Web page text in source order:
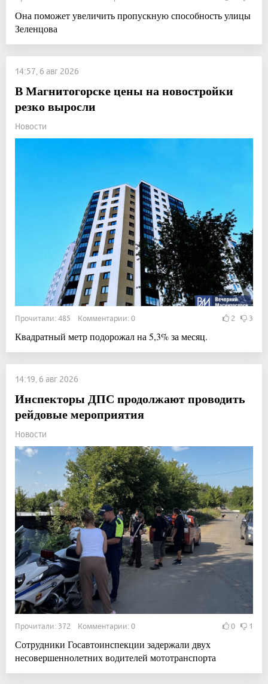
Она поможет увеличить пропускную способность улицы
Зеленцова
14:57, 6 авг 2026
В Магнитогорске цены на новостройки
резко выросли
Новости
Прочитали: 485 Комментарии: 0 2 3
Квадратный метр подорожал на 5,3% за месяц.
14:19, 6 авг 2026
Инспекторы ДПС продолжают проводить
рейдовые мероприятия
Новости
Прочитали: 372 Комментарии: 0 0 1
Сотрудники Госавтоинспекции задержали двух
несовершеннолетних водителей мототранспорта